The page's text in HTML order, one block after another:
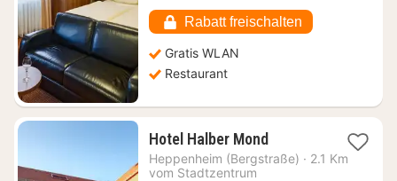
€
Rabatt freischalten
Gratis WLAN
Restaurant
Hotel Halber Mond1
Nacht
Heppenheim (Bergstraße) · 2.1 Km
vom Stadtzentrum